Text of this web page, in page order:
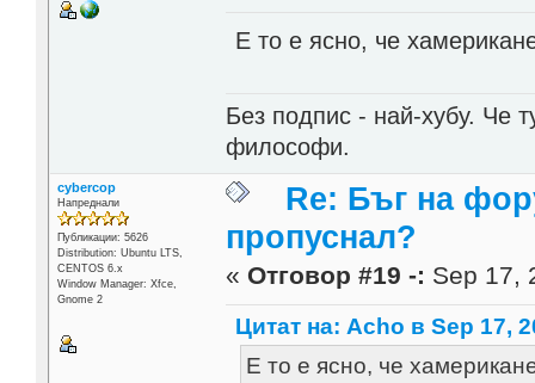
Е то е ясно, че
Без подпис - най-хубу. Че
философи.
cybercop
Напреднали
Публикации: 5626
Distribution: Ubuntu LTS,
CENTOS 6.x
Window Manager: Xfce,
Gnome 2
Re: Бъг на
пропуснал?
« Отговор #19 -: Sep 17,
Цитат на: Acho в Sep 17,
Е то е ясно, че